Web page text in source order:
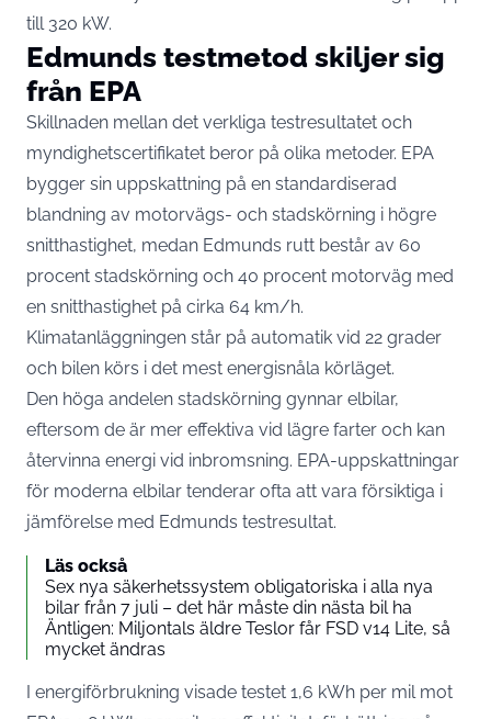
till 320 kW.
Edmunds testmetod skiljer sig
från EPA
Skillnaden mellan det verkliga testresultatet och
myndighetscertifikatet beror på olika metoder. EPA
bygger sin uppskattning på en standardiserad
blandning av motorvägs- och stadskörning i högre
snitthastighet, medan Edmunds rutt består av 60
procent stadskörning och 40 procent motorväg med
en snitthastighet på cirka 64 km/h.
Klimatanläggningen står på automatik vid 22 grader
och bilen körs i det mest energisnåla körläget.
Den höga andelen stadskörning gynnar elbilar,
eftersom de är mer effektiva vid lägre farter och kan
återvinna energi vid inbromsning. EPA-uppskattningar
för moderna elbilar tenderar ofta att vara försiktiga i
jämförelse med Edmunds testresultat.
Läs också
Sex nya säkerhetssystem obligatoriska i alla nya
bilar från 7 juli – det här måste din nästa bil ha
Äntligen: Miljontals äldre Teslor får FSD v14 Lite, så
mycket ändras
I energiförbrukning visade testet 1,6 kWh per mil mot